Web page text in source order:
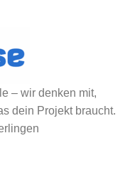
– wir denken mit,
dein Projekt braucht.